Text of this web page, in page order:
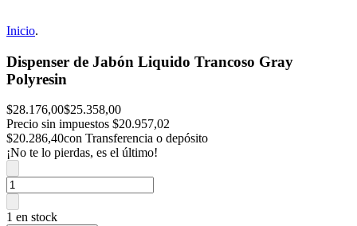
Inicio.
Dispenser de Jabón Liquido Trancoso Gray
Polyresin
$28.176,00$25.358,00
Precio sin impuestos $20.957,02
$20.286,40con Transferencia o depósito
¡No te lo pierdas, es el último!
1 en stock